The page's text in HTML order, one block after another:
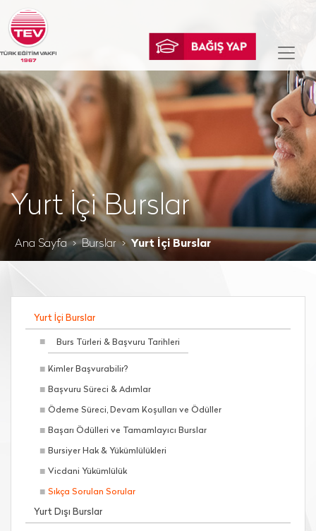
Yurt İçi Burslar
Ana Sayfa Burslar Yurt İçi Burslar
Yurt İçi Burslar
Burs Türleri & Başvuru Tarihleri
Kimler Başvurabilir?
Başvuru Süreci & Adımlar
Ödeme Süreci, Devam Koşulları ve Ödüller
Başarı Ödülleri ve Tamamlayıcı Burslar
Bursiyer Hak & Yükümlülükleri
Vicdani Yükümlülük
Sıkça Sorulan Sorular
Yurt Dışı Burslar